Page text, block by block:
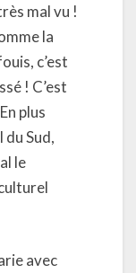
mal vu !
la
c’est
! C’est
plus
Sud,
le
avec